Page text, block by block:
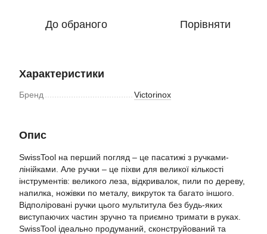
До обраного Порівняти
Характеристики
Бренд Victorinox
Опис
SwissTool на перший погляд – це пасатижі з ручками-
лінійками. Але ручки – це піхви для великої кількості
інструментів: великого леза, відкривалок, пили по дереву,
напилка, ножівки по металу, викруток та багато іншого.
Відполіровані ручки цього мультитула без будь-яких
виступаючих частин зручно та приємно тримати в руках.
SwissTool ідеально продуманий, сконструйований та